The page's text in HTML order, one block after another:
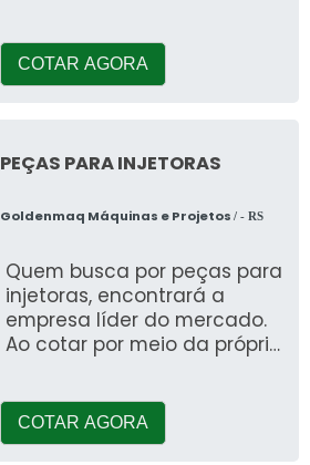
COTAR AGORA
PEÇAS PARA INJETORAS
Goldenmaq Máquinas e Projetos / - RS
Quem busca por peças para
injetoras, encontrará a
empresa líder do mercado.
Ao cotar por meio da própria
COTAR AGORA